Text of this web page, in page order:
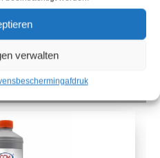
verwalten
afdruk
gemaakt